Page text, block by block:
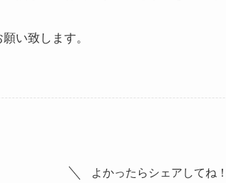
い致します。
よかったらシェアしてね！